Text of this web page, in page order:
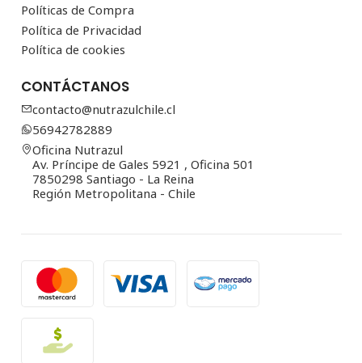
Políticas de Compra
Política de Privacidad
Política de cookies
CONTÁCTANOS
contacto@nutrazulchile.cl
56942782889
Oficina Nutrazul
Av. Príncipe de Gales 5921 , Oficina 501
7850298 Santiago - La Reina
Región Metropolitana - Chile